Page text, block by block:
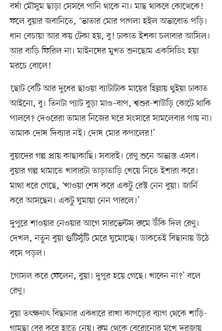
বর্ষা মৌসুম ছাড়া সেসবে পানি থাকে না। মাছ থাকবে কোত্থেকে!
ফলে বুয়ার জবানিতে, ‘ভাতার মোর পাগলা হইল অভাবোত পড়ি।
ধান বেচায়া আর কয় টেকা হয়, বু! ঢাকাত ইশকা চলাবার আসিল।
আর বাড়ি ফিরিল না। মাইনষের মুখত শুনছোম একসিডিং হয়া
মরচে বোলে!
‘ছোট বেটি আর দুধের ছাওয়া ব্যাটাটাক মায়ের হিল্লায় থুইয়া ঢাকাত
আইনো, বু। তিনটা প্যাট বুড়া মাও–বাপ, শ্বশুর-শাউড়ি কোটে থাকি
পালবে? দেওরেরা তামার নিজের ঘরে সংসারে সামলেবার পায় না।
তামাক দোষ দিব্যার নই। দোষ মোর কপালের!’
বুয়াদের গল্প প্রায় কাছাকাছি। সবারই। রেণু শুনে অভ্যস্ত এসব।
বুয়ার গল্প থামাতে খাবারটা তাড়াতাড়ি খেয়ে নিতে ইশারা করে।
মাথা ধরে গেছে, ‘খাওয়া শেষ করে একটু রেস্ট নেন বুয়া। জার্নি
করে আসছেন। একটু ঘুমায়া নেন পারলে।’
দুপুরে শাওয়ার নেওয়ার আগে সারভেন্টস রুমে উঁকি দিল রেণু।
দেখল, নতুন বুয়া গুটিসুঁটি মেরে ঘুমোচ্ছে। ডাকতেই বিছানায় উঠে
বসে পড়ল।
‘গোসল করে ফেলেন, বুয়া। দুপুর হয়ে গেছে। খাবেন না?’ বলে
রেণু।
বুয়া তৎক্ষণাৎ বিছানার একধারে রাখা কাপড়ের ব্যাগ থেকে শাড়ি-